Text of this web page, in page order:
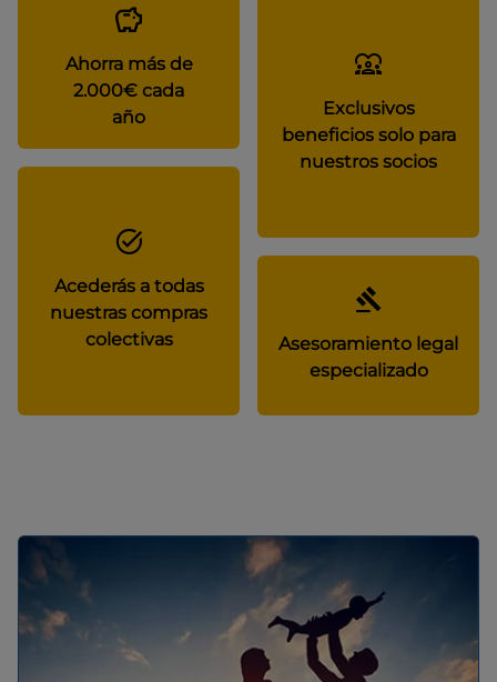
Ahorra más de
2.000€ cada
año
Exclusivos
beneficios solo para
nuestros socios
Acederás a todas
nuestras compras
colectivas
Asesoramiento legal
especializado